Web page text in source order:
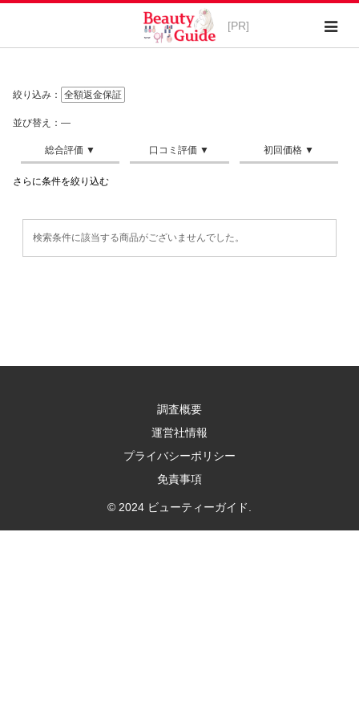
絞り込み： 全額返金保証
並び替え：―
さらに条件を絞り込む
検索条件に該当する商品がございませんでした。
調査概要
運営社情報
プライバシーポリシー
免責事項
© 2024 ビューティーガイド.